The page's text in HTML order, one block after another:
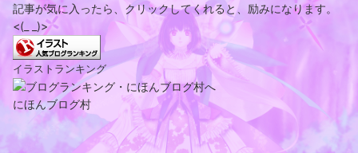
記事が気に入ったら、クリックしてくれると、励みになります。
<(_ _)>
イラストランキング
にほんブログ村